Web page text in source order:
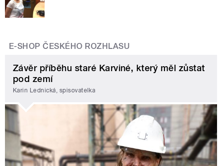
E-SHOP ČESKÉHO ROZHLASU
Závěr příběhu staré Karviné, který měl zůstat
pod zemí
Karin Lednická, spisovatelka